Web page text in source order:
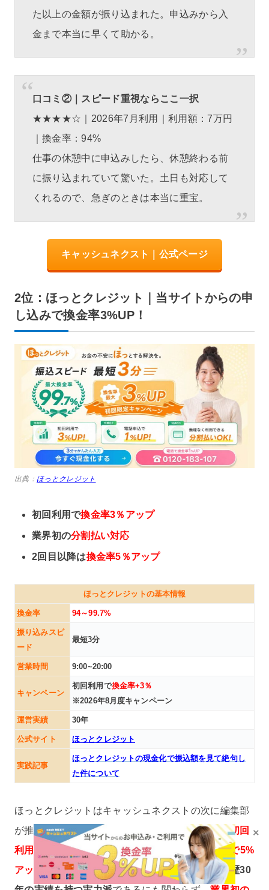
た以上の金額が振り込まれた。申込みから入
金まで本当に早くて助かる。
口コミ②｜スピード重視ならここ一択
★★★★☆｜2026年7月利用｜利用額：7万円
｜換金率：94%
仕事の休憩中に申込みしたら、休憩終わる前
に振り込まれていて驚いた。土日も対応して
くれるので、急ぎのときは本当に重宝。
キャッシュネクスト｜公式ページ
2位：ほっとクレジット｜当サイトからの申
し込みで換金率3%UP！
出典： ほっとクレジット
初回利用で換金率3％アップ
業界初の分割払い対応
2回目以降は換金率5％アップ
ほっとクレジットの基本情報
換金率 94～99.7%
振り込みスピ
ード
最短3分
営業時間 9:00~20:00
キャンペーン
初回利用で換金率+3％
※2026年8月度キャンペーン
運営実績 30年
公式サイト ほっとクレジット
実践記事
ほっとクレジットの現金化で振込額を見て絶句し
た件について
ほっとクレジットはキャッシュネクストの次に編集部
が推している現金化業者です。何よりもの強みは初回
利用の換金率3%アップはもちろん、
2回目の利用で5%
アップが適用される超太っ腹キャンペーン。運営歴30
×